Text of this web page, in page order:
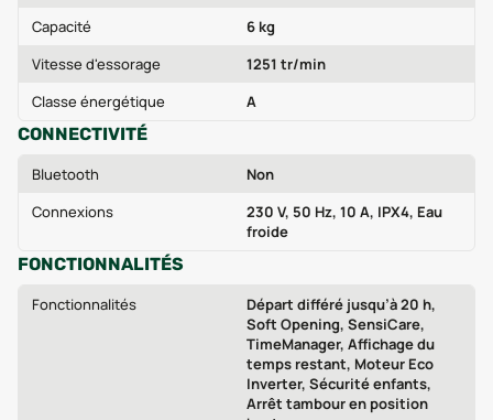
Capacité
6 kg
Vitesse d'essorage
1251 tr/min
Classe énergétique
A
CONNECTIVITÉ
Bluetooth
Non
Connexions
230 V, 50 Hz, 10 A, IPX4, Eau
froide
FONCTIONNALITÉS
Fonctionnalités
Départ différé jusqu’à 20 h,
Soft Opening, SensiCare,
TimeManager, Affichage du
temps restant, Moteur Eco
Inverter, Sécurité enfants,
Arrêt tambour en position